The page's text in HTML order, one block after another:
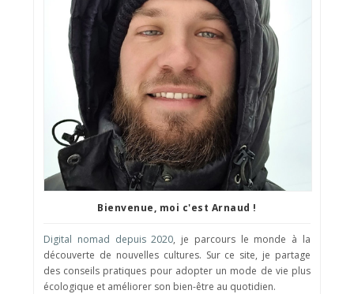
Bienvenue, moi c'est Arnaud !
Digital nomad depuis 2020, je parcours le monde à la
découverte de nouvelles cultures. Sur ce site, je partage
des conseils pratiques pour adopter un mode de vie plus
écologique et améliorer son bien-être au quotidien.